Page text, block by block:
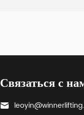
Связаться с